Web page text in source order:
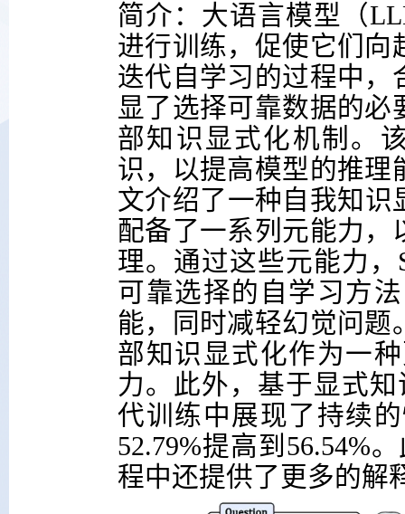
简介：大语言模型（
进行训练，促使它们向
迭代自学习的过程中，
显了选择可靠数据的
部知识显式化机制。
识，以提高模型的推理
文介绍了一种自我知识
配备了一系列元能力，
理。通过这些元能力，
可靠选择的自学习方
能，同时减轻幻觉问题
部知识显式化作为一
力。此外，基于显式
代训练中展现了持续
52.79%提高到 56.54%
程中还提供了更多的解